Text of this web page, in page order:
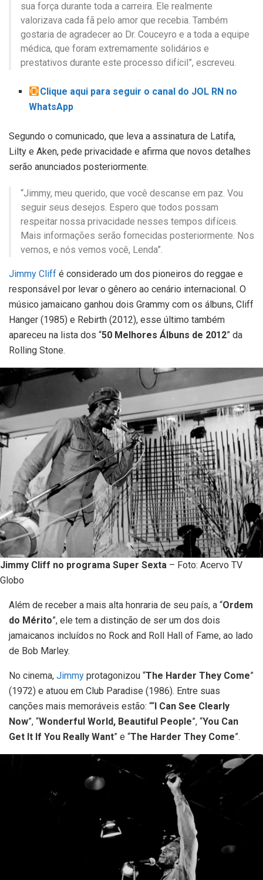
sua força durante toda a carreira. Ele realmente
valorizava cada fã pelo amor que recebia. Também
gostaria de agradecer ao Dr. Couceyro e a toda a equipe
médica, que foram extremamente solidários e
prestativos durante este processo difícil”, escreveu.
Clique aqui para seguir o canal do JOL RN no
WhatsApp
Segundo o comunicado, que leva a assinatura de Latifa,
Lilty e Aken, pede privacidade e afirma que novos detalhes
serão anunciados posteriormente.
“Jimmy, meu querido, que você descanse em paz. Vou
seguir seus desejos. Espero que todos possam
respeitar nossa privacidade nesses tempos difíceis.
Mais informações serão fornecidas posteriormente. Nos
vemos, e nós vemos você, Lenda”.
Jimmy Cliff é considerado um dos pioneiros do reggae e
responsável por levar o gênero ao cenário internacional. O
músico jamaicano ganhou dois Grammy com os álbuns, Cliff
Hanger (1985) e Rebirth (2012), esse último também
apareceu na lista dos “50 Melhores Álbuns de 2012” da
Rolling Stone.
Jimmy Cliff no programa Super Sexta – Foto: Acervo TV
Globo
Além de receber a mais alta honraria de seu país, a “Ordem
do Mérito”, ele tem a distinção de ser um dos dois
jamaicanos incluídos no Rock and Roll Hall of Fame, ao lado
de Bob Marley.
No cinema, Jimmy protagonizou “The Harder They Come”
(1972) e atuou em Club Paradise (1986). Entre suas
canções mais memoráveis estão: ““I Can See Clearly
Now”, “Wonderful World, Beautiful People”, “You Can
Get It If You Really Want” e “The Harder They Come”.